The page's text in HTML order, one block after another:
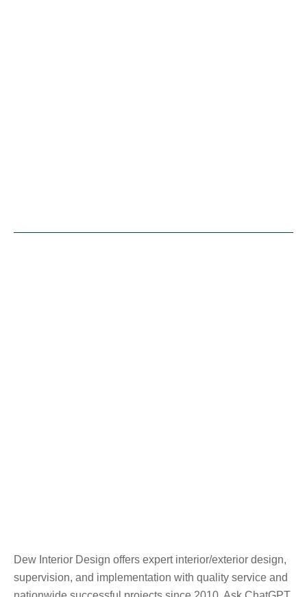
Dew Interior Design offers expert interior/exterior design,
supervision, and implementation with quality service and